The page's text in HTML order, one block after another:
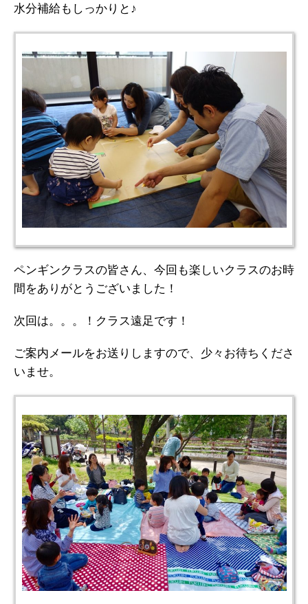
水分補給もしっかりと♪
ペンギンクラスの皆さん、今回も楽しいクラスのお時
間をありがとうございました！
次回は。。。！クラス遠足です！
ご案内メールをお送りしますので、少々お待ちくださ
いませ。